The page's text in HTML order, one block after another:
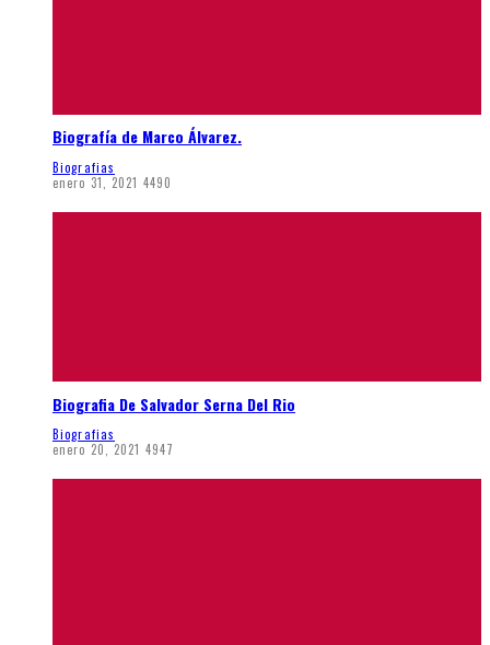
Biografía de Marco Álvarez.
Biografias
enero 31, 2021 4490
Biografia De Salvador Serna Del Rio
Biografias
enero 20, 2021 4947